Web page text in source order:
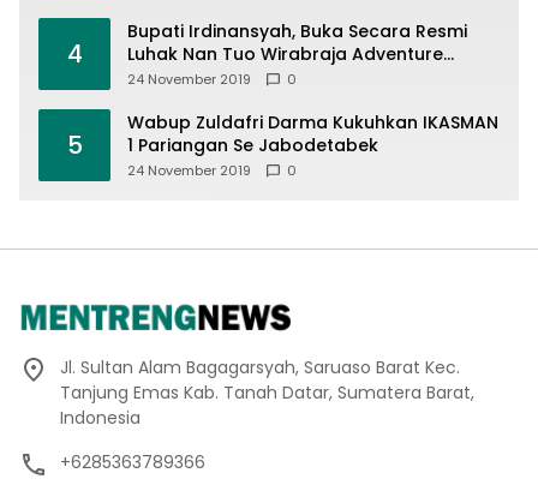
4
Bupati Irdinansyah, Buka Secara Resmi
Luhak Nan Tuo Wirabraja Adventure
Offroad 2019
24 November 2019 0
5
Wabup Zuldafri Darma Kukuhkan IKASMAN
1 Pariangan Se Jabodetabek
24 November 2019 0
Jl. Sultan Alam Bagagarsyah, Saruaso Barat Kec.
Tanjung Emas Kab. Tanah Datar, Sumatera Barat,
Indonesia
+6285363789366